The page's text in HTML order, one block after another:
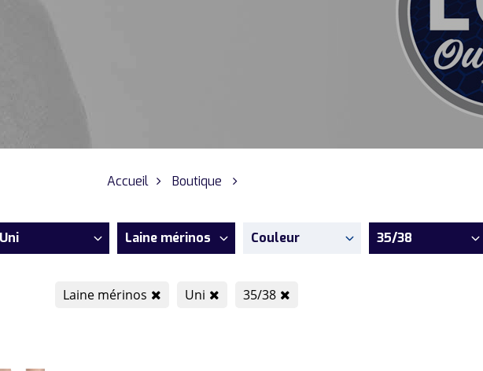
Accueil Boutique
Uni Laine mérinos Couleur 35/38
Laine mérinos Uni 35/38